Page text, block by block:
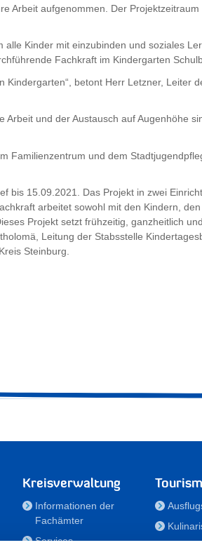
Arbeit aufgenommen. Der Projektzeitraum
alle Kinder mit einzubinden und soziales
Fachkraft im Kindergarten
betont Herr Letzner, Leiter
Arbeit und der Austausch auf Augenhöhe
Familienzentrum und dem
bis 15.09.2021. Das Projekt in zwei
arbeitet sowohl mit den Kindern,
Projekt setzt frühzeitig, ganzheitlich und
Leitung der Stabsstelle
Steinburg.
Kreisverwaltung
Informationen der
Fachämter
Services